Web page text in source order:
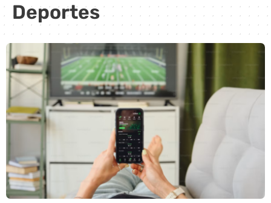
Deportes